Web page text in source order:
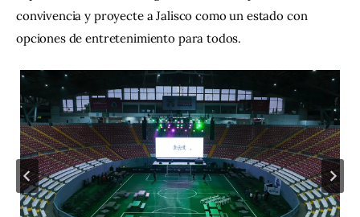
convivencia y proyecte a Jalisco como un estado con
opciones de entretenimiento para todos.